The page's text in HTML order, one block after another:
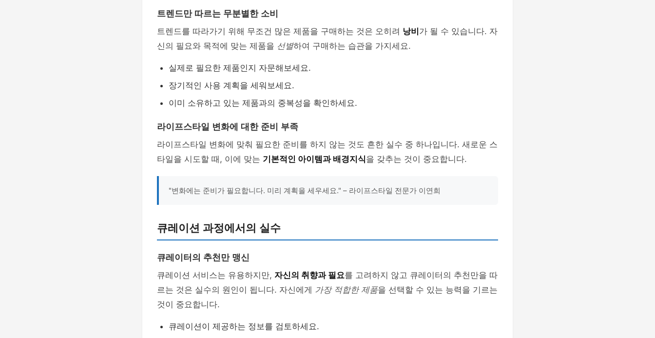
트렌드만 따르는 무분별한 소비
트렌드를 따라가기 위해 무조건 많은 제품을 구매하는 것은 오히려 낭비 가 될 수 있습니다. 자
신의 필요와 목적에 맞는 제품을 선별하여 구매하는 습관을 가지세요.
실제로 필요한 제품인지 자문해보세요.
장기적인 사용 계획을 세워보세요.
이미 소유하고 있는 제품과의 중복성을 확인하세요.
라이프스타일 변화에 대한 준비 부족
라이프스타일 변화에 맞춰 필요한 준비를 하지 않는 것도 흔한 실수 중 하나입니다. 새로운 스
타일을 시도할 때, 이에 맞는 기본적인 아이템과 배경지식을 갖추는 것이 중요합니다.
"변화에는 준비가 필요합니다. 미리 계획을 세우세요." – 라이프스타일 전문가 이연희
큐레이션 과정에서의 실수
큐레이터의 추천만 맹신
큐레이션 서비스는 유용하지만, 자신의 취향과 필요를 고려하지 않고 큐레이터의 추천만을 따
르는 것은 실수의 원인이 됩니다. 자신에게 가장 적합한 제품을 선택할 수 있는 능력을 기르는
것이 중요합니다.
큐레이션이 제공하는 정보를 검토하세요.